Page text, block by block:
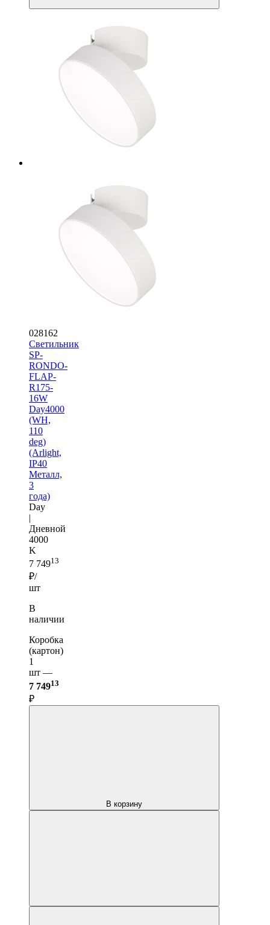
028162
Светильник
SP-
RONDO-
FLAP-
R175-
16W
Day4000
(WH,
110
deg)
(Arlight,
IP40
Металл,
3
года)
Day
|
Дневной
4000
K
7 74913
₽/
шт
В
наличии
Коробка
(картон)
1
шт —
7 74913
₽
В корзину